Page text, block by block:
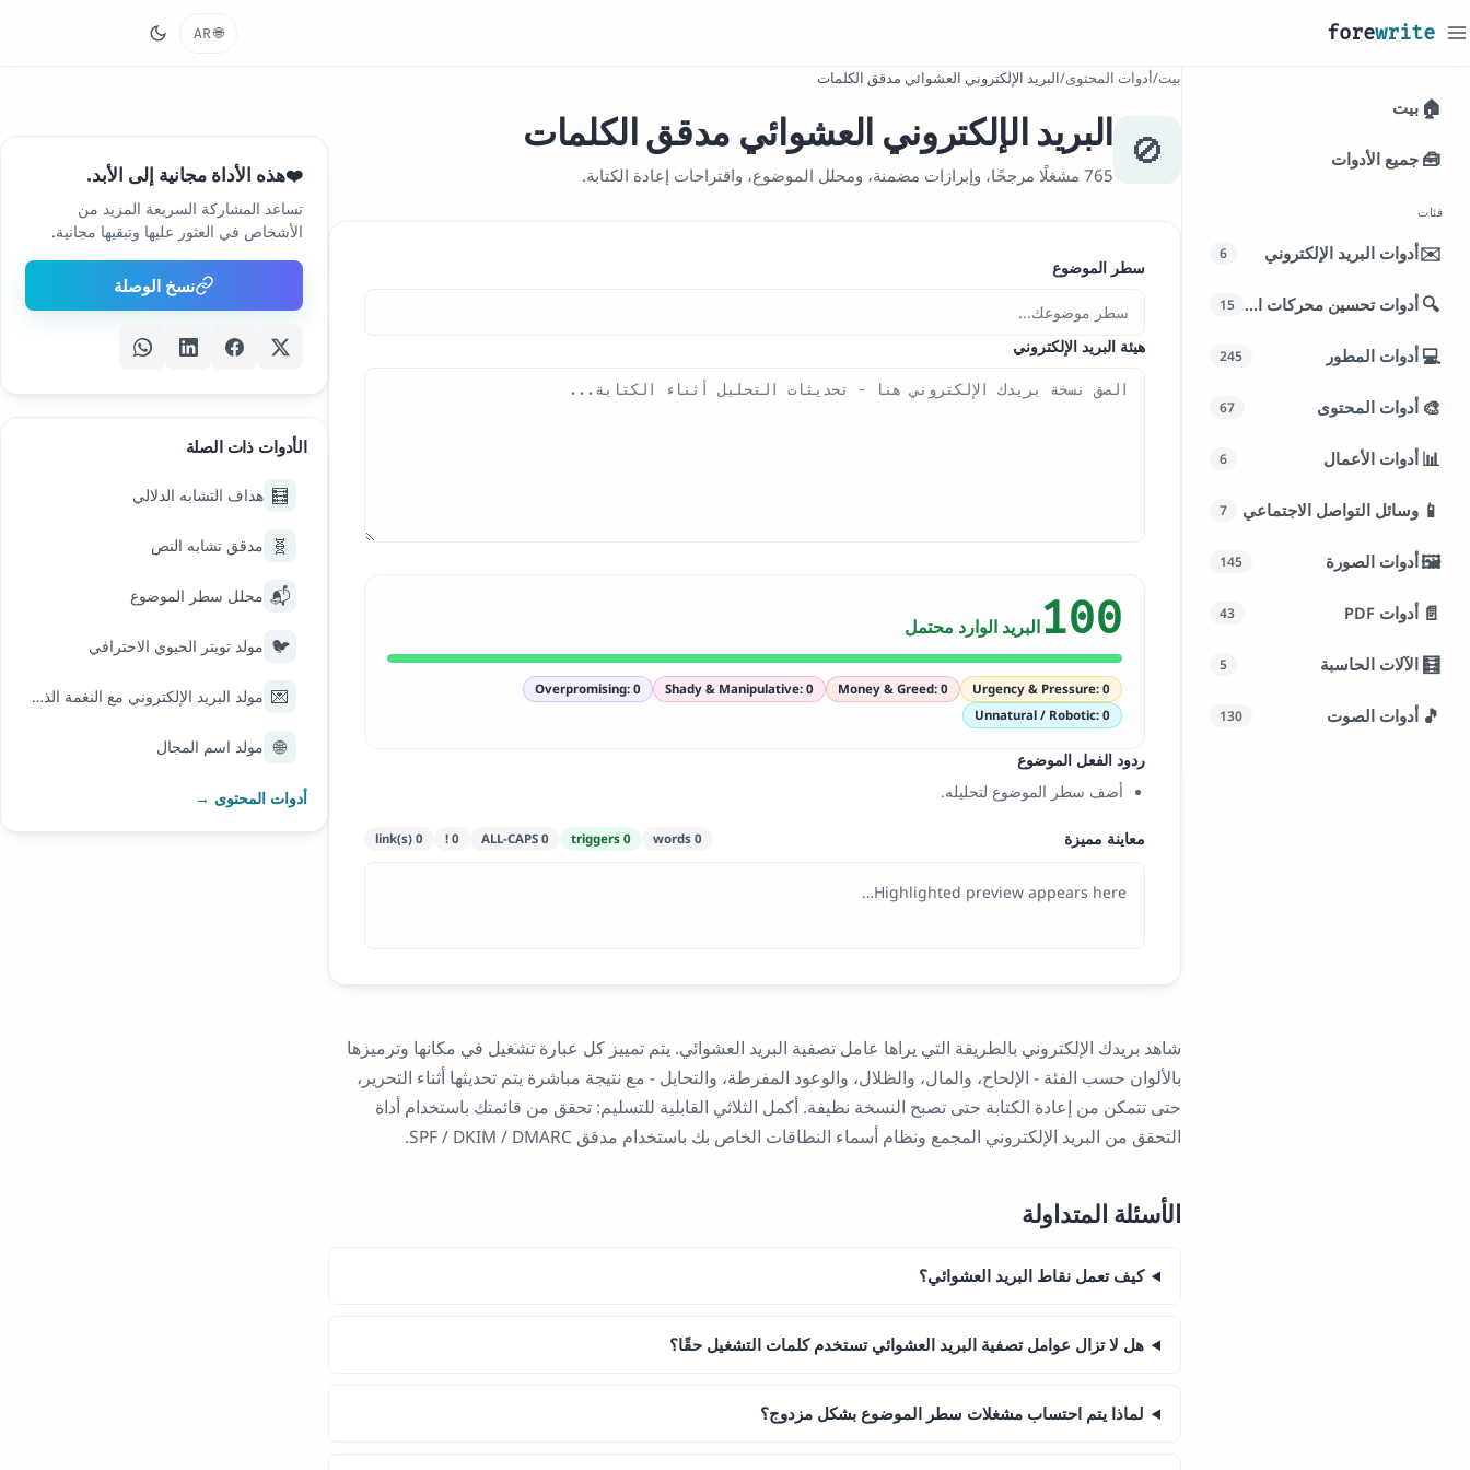
forewrite
🌐
AR
🏠 بيت
🧰 جميع الأدوات
فئات
✉️أدوات البريد الإلكتروني 6
🔍 أدوات تحسين محركات البحث 15
💻 أدوات المطور 245
🎨 أدوات المحتوى 67
📊 أدوات الأعمال 6
📱 وسائل التواصل الاجتماعي 7
🖼️أدوات الصورة 145
📄 أدوات PDF 43
🧮 الآلات الحاسبة 5
🎵 أدوات الصوت 130
بيت/أدوات المحتوى/البريد الإلكتروني العشوائي مدقق الكلمات
🚫 البريد الإلكتروني العشوائي مدقق الكلمات
765 مشغلًا مرجحًا، وإبرازات مضمنة، ومحلل الموضوع، واقتراحات إعادة الكتابة.
سطر الموضوع
هيئة البريد الإلكتروني
100البريد الوارد محتمل
Urgency & Pressure: 0
Money & Greed: 0
Shady & Manipulative: 0
Overpromising: 0
Unnatural / Robotic: 0
ردود الفعل الموضوع
أضف سطر الموضوع لتحليله.
معاينة مميزة 0 words
0 triggers
0 ALL-CAPS
0 !
0 link(s)
Highlighted preview appears here…
شاهد بريدك الإلكتروني بالطريقة التي يراها عامل تصفية البريد العشوائي. يتم تمييز كل عبارة تشغيل في مكانها وترميزها
بالألوان حسب الفئة - الإلحاح، والمال، والظلال، والوعود المفرطة، والتحايل - مع نتيجة مباشرة يتم تحديثها أثناء التحرير،
حتى تتمكن من إعادة الكتابة حتى تصبح النسخة نظيفة. أكمل الثلاثي القابلية للتسليم: تحقق من قائمتك باستخدام أداة
التحقق من البريد الإلكتروني المجمع ونظام أسماء النطاقات الخاص بك باستخدام مدقق SPF / DKIM / DMARC.
الأسئلة المتداولة
كيف تعمل نقاط البريد العشوائي؟
هل لا تزال عوامل تصفية البريد العشوائي تستخدم كلمات التشغيل حقًا؟
لماذا يتم احتساب مشغلات سطر الموضوع بشكل مزدوج؟
❤️هذه الأداة مجانية إلى الأبد.
تساعد المشاركة السريعة المزيد من
الأشخاص في العثور عليها وتبقيها مجانية.
نسخ الوصلة
الأدوات ذات الصلة
🧮 هداف التشابه الدلالي
🧬 مدقق تشابه النص
📬 محلل سطر الموضوع
🐦 مولد تويتر الحيوي الاحترافي
💌 مولد البريد الإلكتروني مع النغمة الذكية
🌐 مولد اسم المجال
أدوات المحتوى →